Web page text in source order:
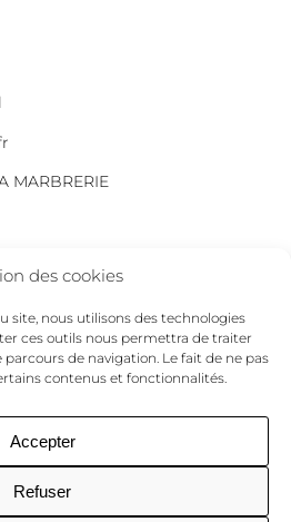
des cookies
site, nous utilisons des technologies
ces outils nous permettra de traiter
de navigation. Le fait de ne pas
contenus et fonctionnalités.
Accepter
Refuser
MARBRERIE
d’un événement.